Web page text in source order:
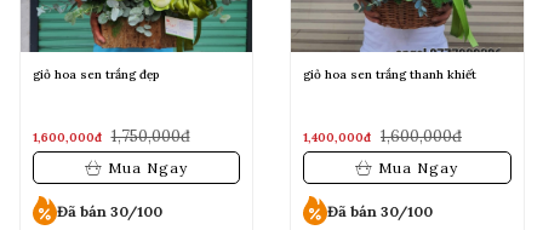
giỏ hoa sen trắng đẹp
1,600,000đ 1,750,000đ
Mua Ngay
Đã bán 30/100
giỏ hoa sen trắng thanh khiết
1,400,000đ 1,600,000đ
Mua Ngay
Đã bán 30/100